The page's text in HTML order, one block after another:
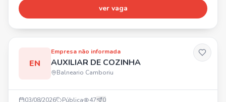
Salário inicial: R$ 2.550,00 (após 3 meses: R$ 2.756,00).
Requisitos: ✔ Ensino médio completo ✔ Facilidade para
ver vaga
EN
Empresa não informada
AUXILIAR DE COZINHA
Balneario Camboriu
03/08/2026 Pública 47 0